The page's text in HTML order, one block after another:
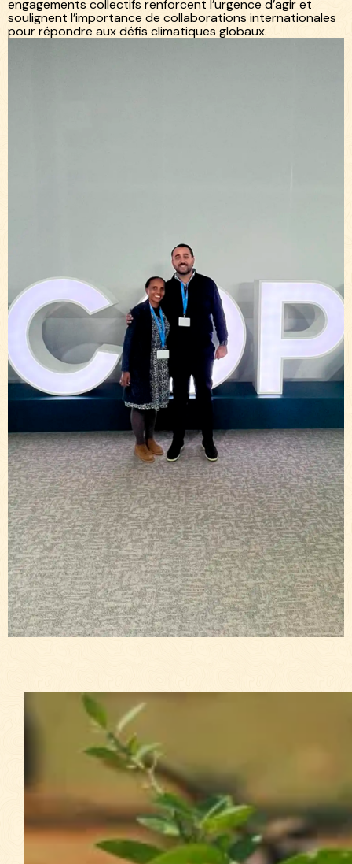
engagements collectifs renforcent l’urgence d’agir et
soulignent l’importance de collaborations internationales
pour répondre aux défis climatiques globaux.